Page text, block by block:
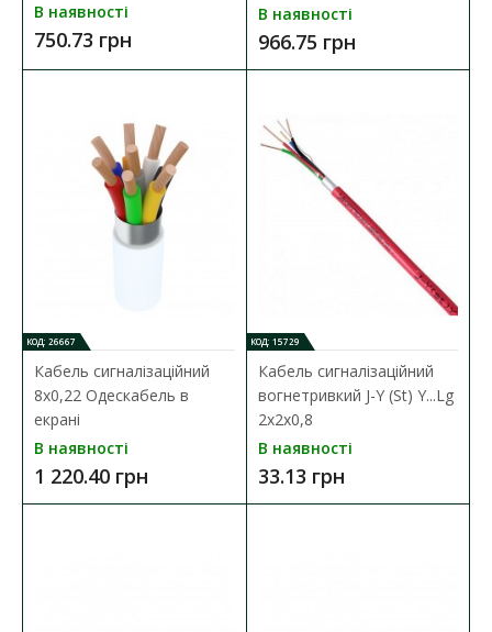
Кабель сигналізаційний 4x0,22 Одескабель в екрані
Наявність: В наявності
Сигналізаційний кабель в ПВХ оболонці Сигналізаційний
кабель використовується в охоронних, телефон..
ДО КОШИКА
В порівняння
В закладки
В наявності
750.73 грн
В наявності
966.75 грн
КОД: 26667
Кабель сигналізаційний
8x0,22 Одескабель в
екрані
В наявності
1 220.40 грн
КОД: 15729
Кабель сигналізаційний
вогнетривкий J-Y (St) Y...Lg
2x2x0,8
В наявності
33.13 грн